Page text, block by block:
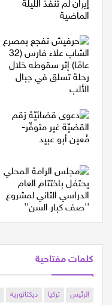
كلمات مفتاحية
الرئيس تركيا ديكتاتورية